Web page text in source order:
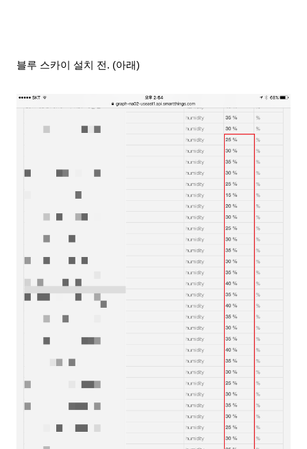
블루 스카이 설치 전. (아래)